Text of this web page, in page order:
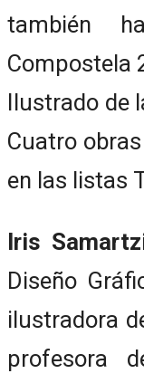
también
Compostela
Ilustrado de
Cuatro
en las listas
Iris
Diseño
ilustradora
profesora